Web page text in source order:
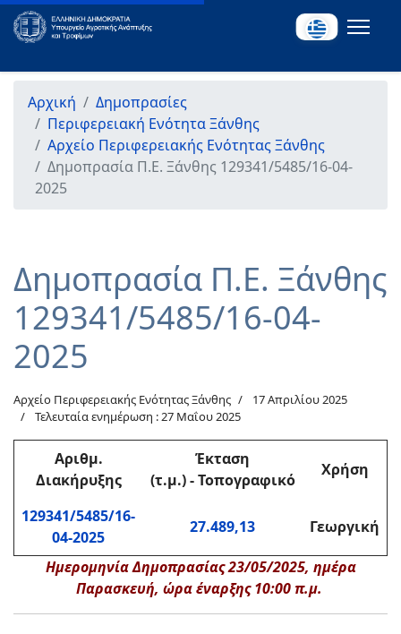
Αρχική
Δημοπρασίες
Περιφερειακή Ενότητα Ξάνθης
Αρχείο Περιφερειακής Ενότητας Ξάνθης
Δημοπρασία Π.Ε. Ξάνθης 129341/5485/16-04-
2025
Δημοπρασία Π.Ε. Ξάνθης
129341/5485/16-04-
2025
Αρχείο Περιφερειακής Ενότητας Ξάνθης
17 Απριλίου 2025
Τελευταία ενημέρωση : 27 Μαΐου 2025
Αριθμ.
Διακήρυξης
Έκταση
(τ.μ.) - Τοπογραφικό
Χρήση
129341/5485/16-
04-2025
27.489,13 Γεωργική
Ημερομηνία Δημοπρασίας 23/05/2025, ημέρα
Παρασκευή, ώρα έναρξης 10:00 π.μ.